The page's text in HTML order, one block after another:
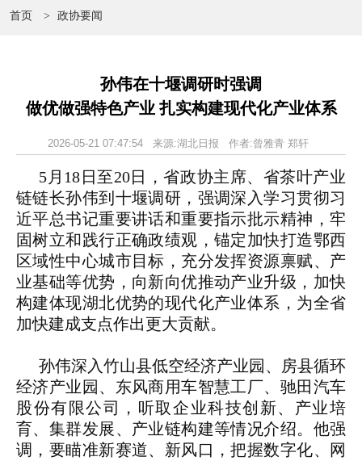
首页 > 政协要闻
孙伟在十堰调研时强调
做优做强特色产业 扎实构建现代化产业体系
2026-05-21 07:47:54 来源:湖北日报 作者:曾雅青 郑轩
5月18日至20日，省政协主席、省茶叶产业
链链长孙伟到十堰调研，强调深入学习贯彻习
近平总书记重要讲话和重要指示批示精神，牢
固树立和践行正确政绩观，锚定加快打造鄂西
区域性中心城市目标，充分发挥资源禀赋、产
业基础等优势，向新向优推动产业升级，加快
构建体现湖北优势的现代化产业体系，为全省
加快建成支点作出更大贡献。
孙伟深入竹山县低空经济产业园、房县循环
经济产业园、东风商用车智慧工厂、驰田汽车
股份有限公司，听取企业科技创新、产业培
育、集群发展、产业链构建等情况介绍。他强
调，要瞄准新赛道、新风口，把握数字化、网